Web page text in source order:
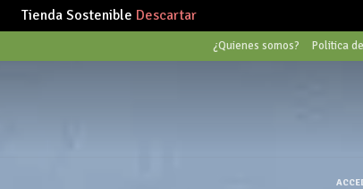
Tienda Sostenible Descartar
¿Quienes somos? Politica